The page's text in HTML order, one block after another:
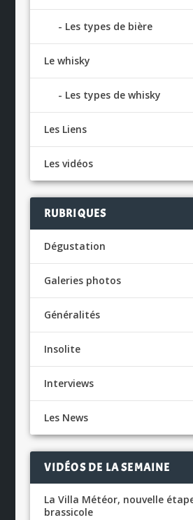
Les types de bière
Le whisky
Les types de whisky
Les Liens
Les vidéos
RUBRIQUES
Dégustation
Galeries photos
Généralités
Insolite
Interviews
Les News
VIDÉOS DE LA SEMAINE
La Villa Météor, nouvelle
brassicole